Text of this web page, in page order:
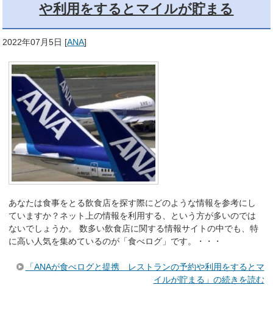
や利用をするとマイルが貯まる
2022年07月5日 [ANA]
あなたは食事をとる飲食店を探す際にどのような情報を参考にし
ていますか？ネット上の情報を利用する、という方が多いのでは
ないでしょうか。 数多い飲食店に関する情報サイトの中でも、特
に高い人気を集めているのが「食べログ」です。・・・
「ANAが食べログと提携 レストランの予約や利用をするとマ
イルが貯まる」の続きを読む